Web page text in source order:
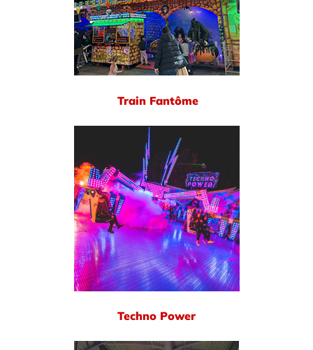
Train Fantôme
Techno Power